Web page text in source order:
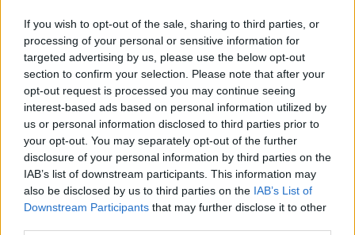
If you wish to opt-out of the sale, sharing to third parties, or
processing of your personal or sensitive information for
targeted advertising by us, please use the below opt-out
section to confirm your selection. Please note that after your
opt-out request is processed you may continue seeing
interest-based ads based on personal information utilized by
us or personal information disclosed to third parties prior to
your opt-out. You may separately opt-out of the further
disclosure of your personal information by third parties on the
IAB’s list of downstream participants. This information may
also be disclosed by us to third parties on the IAB’s List of
Downstream Participants that may further disclose it to other
Andrés Rodríguez · 3 Abr 2026
INVERSIONES